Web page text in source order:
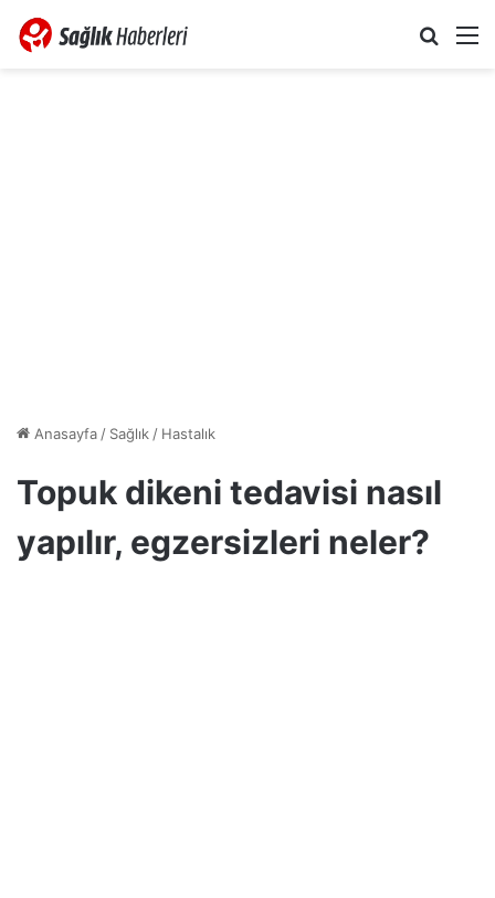
Anasayfa/ Sağlık/ Hastalık
Topuk dikeni tedavisi nasıl
yapılır, egzersizleri neler?